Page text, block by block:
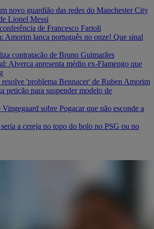
novo guardião das redes do Manchester City
Lionel Messi
de Francesco Farioli
Amorim lança português no onze! Que sinal
contratação de Bruno Guimarães
Alverca apresenta médio ex-Flamengo que
'problema Bennacer' de Ruben Amorim
petição para suspender modelo de
sobre Pogacar que não esconde a
a cereja no topo do bolo no PSG ou no